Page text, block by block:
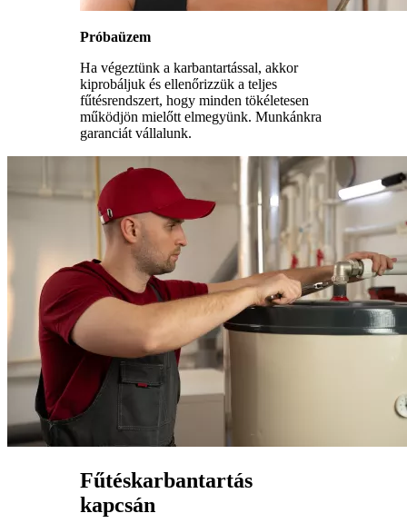
Próbaüzem
Ha végeztünk a karbantartással, akkor
kiprobáljuk és ellenőrizzük a teljes
fűtésrendszert, hogy minden tökéletesen
működjön mielőtt elmegyünk. Munkánkra
garanciát vállalunk.
Fűtéskarbantartás
kapcsán